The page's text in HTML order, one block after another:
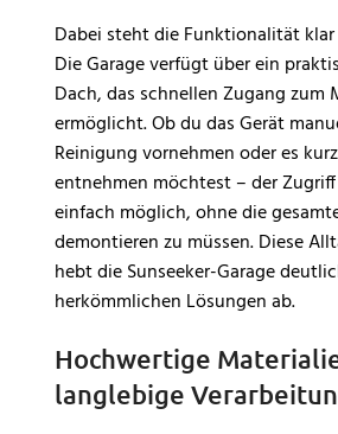
Dabei steht die Funktionalität
Die Garage verfügt über ein
Dach, das schnellen Zugang zum
ermöglicht. Ob du das Gerät
Reinigung vornehmen oder es
entnehmen möchtest – der
einfach möglich, ohne die
demontieren zu müssen. Diese
hebt die Sunseeker-Garage
herkömmlichen Lösungen ab.
Hochwertige
langlebige